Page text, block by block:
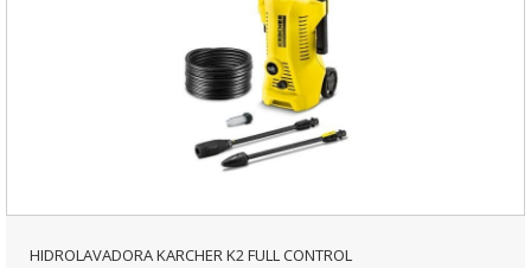
HIDROLAVADORA KARCHER K2 FULL CONTROL